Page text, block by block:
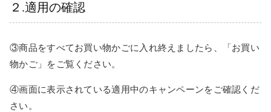
２.適用の確認
③商品をすべてお買い物かごに入れ終えましたら、「お買い
物かご」をご覧ください。
④画面に表示されている適用中のキャンペーンをご確認くだ
さい。